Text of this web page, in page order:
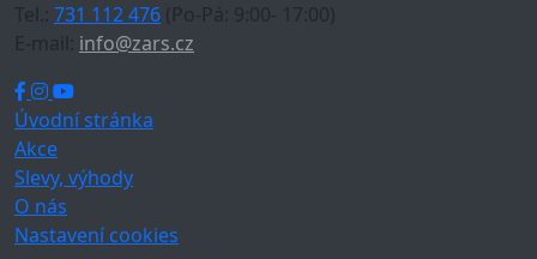
Tel.: 731 112 476 (Po-Pá: 9:00- 17:00)
E-mail: info@zars.cz
Úvodní stránka
Akce
Slevy, výhody
O nás
Nastavení cookies